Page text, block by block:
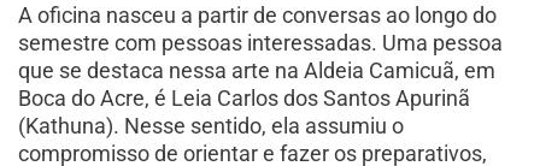
A oficina nasceu a partir de conversas ao longo do
semestre com pessoas interessadas. Uma pessoa
que se destaca nessa arte na Aldeia Camicuã, em
Boca do Acre, é Leia Carlos dos Santos Apurinã
(Kathuna). Nesse sentido, ela assumiu o
compromisso de orientar e fazer os preparativos,